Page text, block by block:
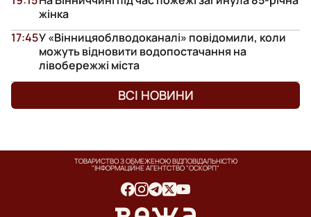
жінка
У «Вінницяоблводоканалі» повідомили, коли
можуть відновити водопостачання на
лівобережжі міста
17:45
ВСІ НОВИНИ
ТОВАРИСТВО З ОБМЕЖЕНОЮ ВІДПОВІДАЛЬНІСТЮ
"ІНФОРМАЦІЙНЕ АГЕНТСТВО "ОСКОРП"